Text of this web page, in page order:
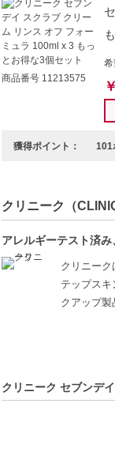
商品番号 11213575
￥
獲得ポイント： 101
クリニーク（
アレルギーテスト済
クリニー
テップス
クアップ製
クリニーク セブンデ